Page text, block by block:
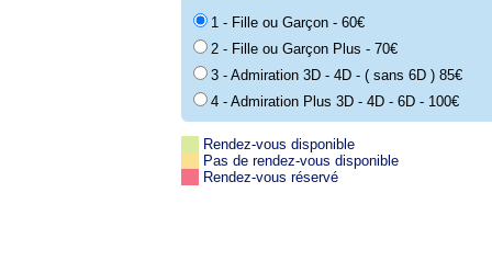
1 - Fille ou Garçon - 60€
2 - Fille ou Garçon Plus - 70€
3 - Admiration 3D - 4D - ( sans 6D ) 85€
4 - Admiration Plus 3D - 4D - 6D - 100€
Rendez-vous disponible
Pas de rendez-vous disponible
Rendez-vous réservé